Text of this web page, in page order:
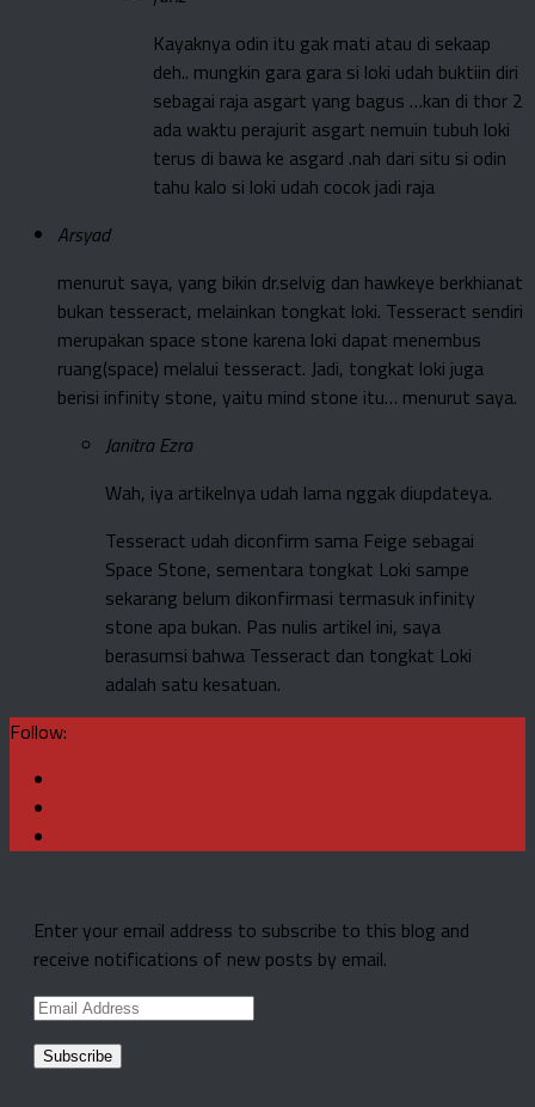
Kayaknya odin itu gak mati atau di sekaap
deh.. mungkin gara gara si loki udah buktiin diri
sebagai raja asgart yang bagus …kan di thor 2
ada waktu perajurit asgart nemuin tubuh loki
terus di bawa ke asgard .nah dari situ si odin
tahu kalo si loki udah cocok jadi raja
Arsyad
menurut saya, yang bikin dr.selvig dan hawkeye berkhianat
bukan tesseract, melainkan tongkat loki. Tesseract sendiri
merupakan space stone karena loki dapat menembus
ruang(space) melalui tesseract. Jadi, tongkat loki juga
berisi infinity stone, yaitu mind stone itu… menurut saya.
Janitra Ezra
Wah, iya artikelnya udah lama nggak diupdateya.
Tesseract udah diconfirm sama Feige sebagai
Space Stone, sementara tongkat Loki sampe
sekarang belum dikonfirmasi termasuk infinity
stone apa bukan. Pas nulis artikel ini, saya
berasumsi bahwa Tesseract dan tongkat Loki
adalah satu kesatuan.
Follow:
Enter your email address to subscribe to this blog and
receive notifications of new posts by email.
Email